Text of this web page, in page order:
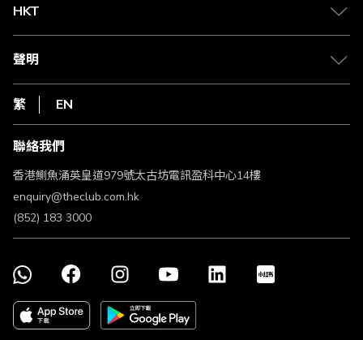
Club Shopping 商品領取站
常見問題
HKT
csl.
1010
HKT
聲明
私隱聲明
使用條款
條款及細則
不歧視及不騷擾聲明
認可牌照及通告
繁 EN
聯絡我們
香港鰂魚涌英皇道979號太古坊電訊盈科中心14樓
enquiry@theclub.com.hk
(852) 183 3000